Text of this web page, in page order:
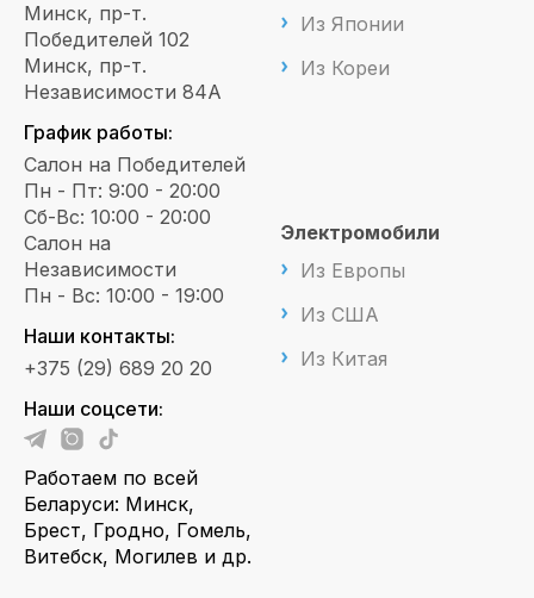
Минск, пр-т.
Победителей 102
Минск, пр-т.
Независимости 84А
График работы:
Салон на Победителей
Пн - Пт: 9:00 - 20:00
Сб-Вс: 10:00 - 20:00
Салон на
Независимости
Пн - Вс: 10:00 - 19:00
Наши контакты:
+375 (29) 689 20 20
Наши соцсети:
Работаем по всей
Беларуси: Минск,
Брест, Гродно, Гомель,
Витебск, Могилев и др.
Из Японии
Из Кореи
Электромобили
Из Европы
Из США
Из Китая